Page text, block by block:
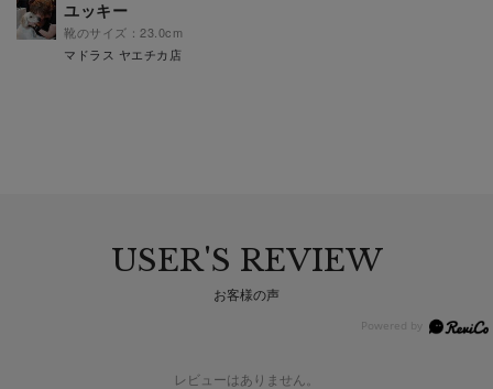
ユッキー
靴のサイズ：23.0cm
マドラス ヤエチカ店
USER'S REVIEW
お客様の声
レビューはありません。